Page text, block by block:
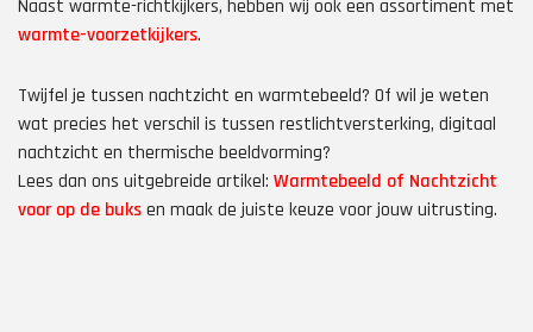
Naast warmte-richtkijkers, hebben wij ook een assortiment met
warmte-voorzetkijkers.
Twijfel je tussen nachtzicht en warmtebeeld? Of wil je weten
wat precies het verschil is tussen restlichtversterking, digitaal
nachtzicht en thermische beeldvorming?
Lees dan ons uitgebreide artikel: Warmtebeeld of Nachtzicht
voor op de buksen maak de juiste keuze voor jouw uitrusting.